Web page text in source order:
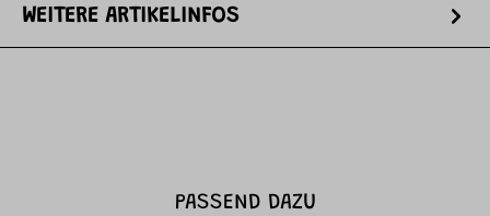
WEITERE ARTIKELINFOS
PASSEND DAZU